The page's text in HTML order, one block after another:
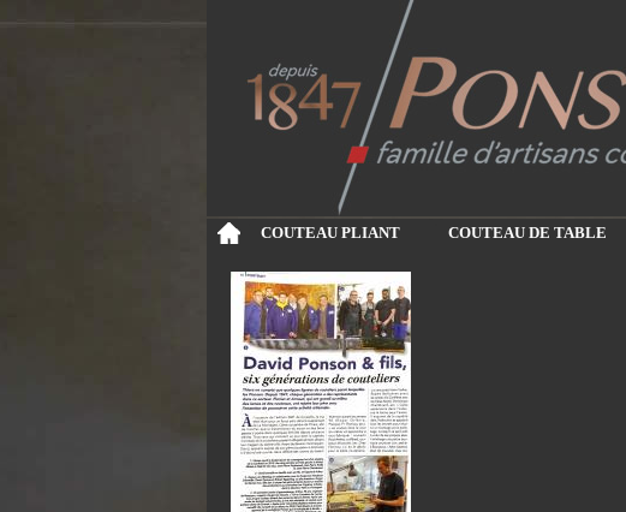
COUTEAU PLIANT COUTEAU DE TABLE